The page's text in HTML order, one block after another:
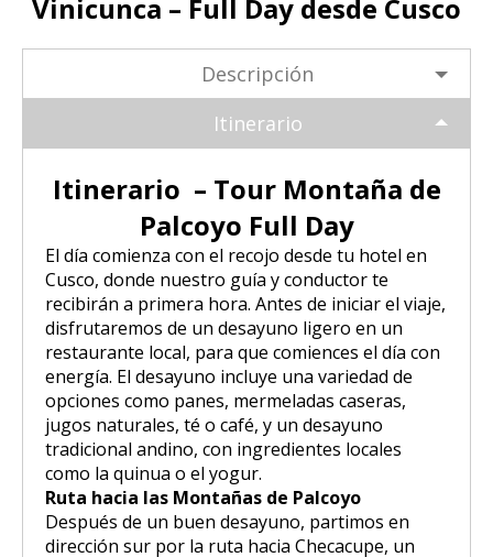
Inca
Amanecer en Cusco desde un Globo
Coloniales entre Sillar
Excursión a la Catarata de Pillones |
Naturaleza entre Rocas y Cascadas
Sol
Tour Chullpas de Sillustani desde
Taquile
Tour Salar de Uyuni 2 Días / 1
La Paz | Ruta de la muerte en
Copacabana desde la Paz | Full day
Tiwanaku desde La Paz | Full day
Picchu
Tour Camino Inca 1 Día / Trekking
Colores y Laguna Humantay 3 días
Tour Machu Picchu 1 Día / Desde
Cusco
Salkantay Trek 4D| Ruta Ancestral
hacia Machu Picchu
SALKANTAY
Salkantay Trek 4D| Ruta Ancestral
hacia Machu Picchu
Salkantay Trek 2D| Caminata
Montañas Glaciares y Selva Andina
PAQUETES TURÍSTICOS
Tour Perú: Lima – Arequipa – Cusco
Tour Machu Picchu 5Dias/4Noches
Tour Machu Picchu 4 Días/3Noches
Choquequirao Trek 4 dias 3 noches
BLOG
CONTACTANOS
Vinicunca – Full Day desde Cusco
Descripción
Itinerario
Itinerario – Tour Montaña de
Palcoyo Full Day
El día comienza con el recojo desde tu hotel en
Cusco, donde nuestro guía y conductor te
recibirán a primera hora. Antes de iniciar el viaje,
disfrutaremos de un desayuno ligero en un
restaurante local, para que comiences el día con
energía. El desayuno incluye una variedad de
opciones como panes, mermeladas caseras,
jugos naturales, té o café, y un desayuno
tradicional andino, con ingredientes locales
como la quinua o el yogur.
Ruta hacia las Montañas de Palcoyo
Después de un buen desayuno, partimos en
dirección sur por la ruta hacia Checacupe, un